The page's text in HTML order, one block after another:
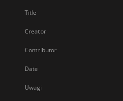
Title
Creator
Contributor
Date
Uwagi